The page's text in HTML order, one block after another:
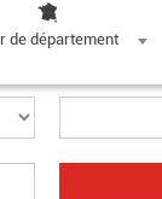
de département